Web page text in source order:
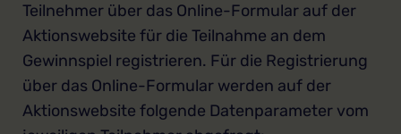
Teilnehmer über das Online-Formular auf der
Aktionswebsite für die Teilnahme an dem
Gewinnspiel registrieren. Für die Registrierung
über das Online-Formular werden auf der
Aktionswebsite folgende Datenparameter vom